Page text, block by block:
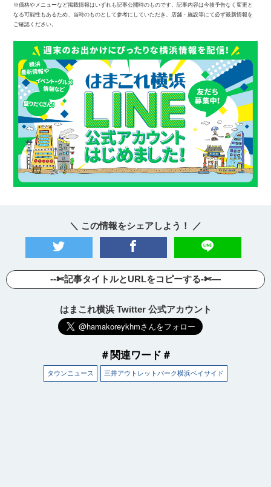
※価格やメニューなど掲載情報はいずれも記事公開時のものです。記事内容は今後予告なく変更と
なる可能性もあるため、当時のものとして参考にしていただき、店舗・施設等にて必ず最新情報を
ご確認ください。
＼ この情報をシェアしよう！ ／
--✄記事タイトルとURLをコピーする-✄—
はまこれ横浜 Twitter 公式アカウント
＃関連ワード＃
タウンニュース 三井アウトレットパーク横浜ベイサイド